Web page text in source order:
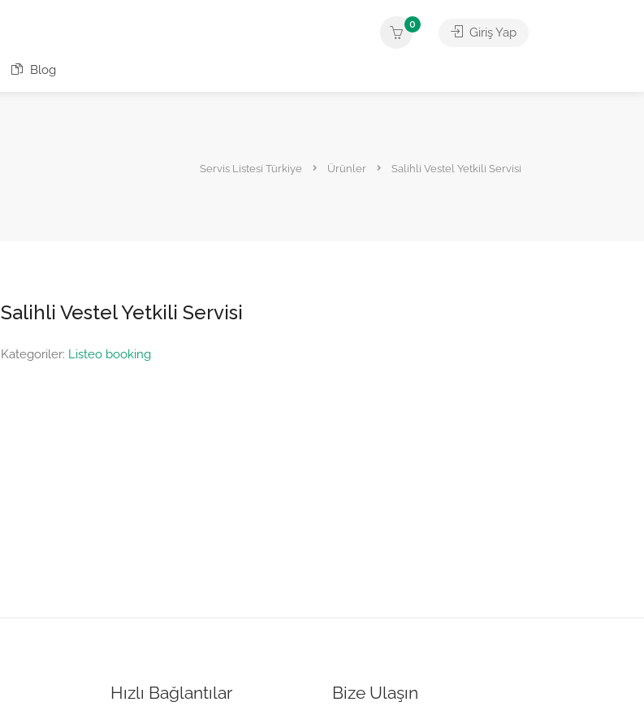
Blog
0
Giriş Yap
Servis Listesi Türkiye Ürünler Salihli Vestel Yetkili Servisi
Salihli Vestel Yetkili Servisi
Kategoriler: Listeo booking
Hızlı Bağlantılar Bize Ulaşın